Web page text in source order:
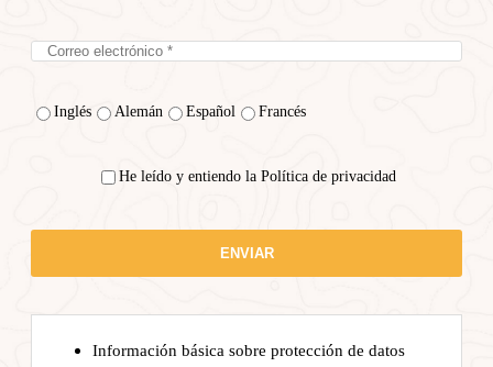
Inglés Alemán Español Francés
He leído y entiendo la Política de privacidad
Información básica sobre protección de datos